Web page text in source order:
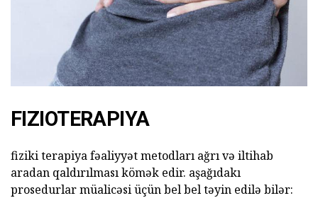
FIZIOTERAPIYA
fiziki terapiya fəaliyyət metodları ağrı və iltihab
aradan qaldırılması kömək edir. aşağıdakı
prosedurlar müalicəsi üçün bel bel təyin edilə bilər: